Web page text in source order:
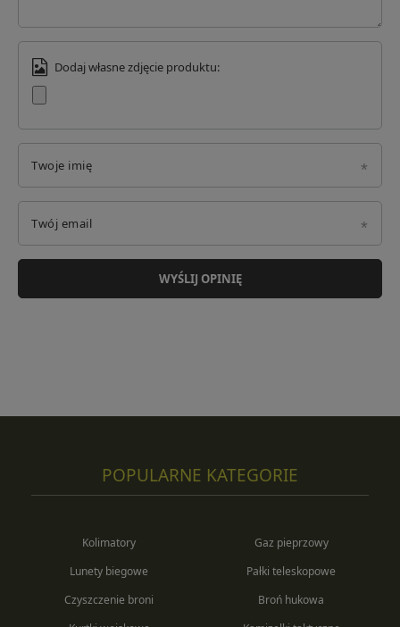
Dodaj własne zdjęcie produktu:
Twoje imię
Twój email
WYŚLIJ OPINIĘ
POPULARNE KATEGORIE
Kolimatory
Lunety biegowe
Czyszczenie broni
Gaz pieprzowy
Pałki teleskopowe
Broń hukowa